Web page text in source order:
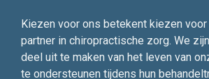
Kiezen voor ons betekent kiezen
partner in chiropractische zorg. We
deel uit te maken van het leven van
te ondersteunen tijdens hun